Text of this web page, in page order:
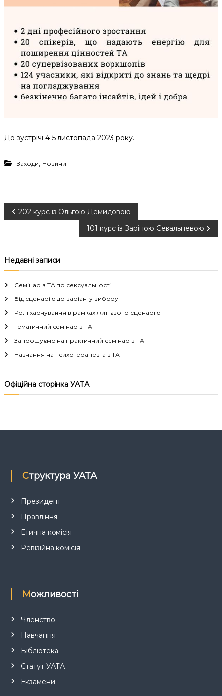
До зустрічі 4-5 листопада 2023 року.
Заходи, Новини
Н
в
і
г
а
ц
я
и
с
в
202 курс із Ольгою Демидовою
101 курс із Заріною Севальневою
Недавні записи
Семінар з ТА по сексуальності
Від сценарію до варіанту вибору
Ролі харчування в рамках життєвого сценарію
Тематичний семінар з ТА
Запрошуємо на практичний семінар з ТА
Навчання на психотерапевта в ТА
Офіційна сторінка УАТА
Структура УАТА
Президент
Правління
Етична комісія
Ревізійна комісія
Можливості
Членство
Навчання
Бібліотека
Статут УАТА
Екзамени